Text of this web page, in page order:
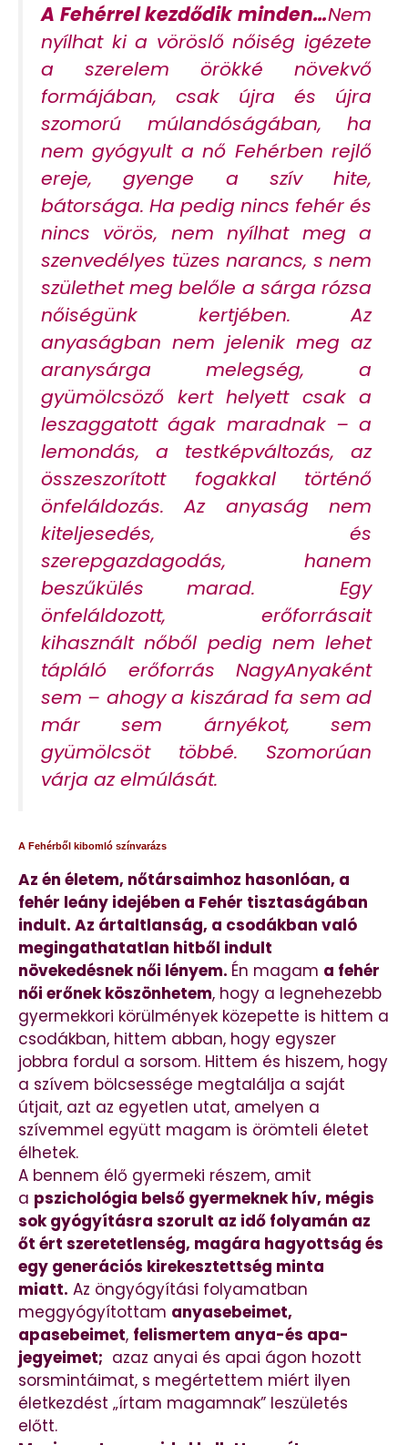
A Fehérrel kezdődik minden…Nem
nyílhat ki a vöröslő nőiség igézete
a szerelem örökké növekvő
formájában, csak újra és újra
szomorú múlandóságában, ha
nem gyógyult a nő Fehérben rejlő
ereje, gyenge a szív hite,
bátorsága. Ha pedig nincs fehér és
nincs vörös, nem nyílhat meg a
szenvedélyes tüzes narancs, s nem
születhet meg belőle a sárga rózsa
nőiségünk kertjében. Az
anyaságban nem jelenik meg az
aranysárga melegség, a
gyümölcsöző kert helyett csak a
leszaggatott ágak maradnak – a
lemondás, a testképváltozás, az
összeszorított fogakkal történő
önfeláldozás. Az anyaság nem
kiteljesedés, és
szerepgazdagodás, hanem
beszűkülés marad. Egy
önfeláldozott, erőforrásait
kihasznált nőből pedig nem lehet
tápláló erőforrás NagyAnyaként
sem – ahogy a kiszárad fa sem ad
már sem árnyékot, sem
gyümölcsöt többé. Szomorúan
várja az elmúlását.
A Fehérből kibomló színvarázs
Az én életem, nőtársaimhoz hasonlóan, a
fehér leány idejében a Fehér tisztaságában
indult. Az ártaltlanság, a csodákban való
megingathatatlan hitből indult
növekedésnek női lényem. Én magam a fehér
női erőnek köszönhetem, hogy a legnehezebb
gyermekkori körülmények közepette is hittem a
csodákban, hittem abban, hogy egyszer
jobbra fordul a sorsom. Hittem és hiszem, hogy
a szívem bölcsessége megtalálja a saját
útjait, azt az egyetlen utat, amelyen a
szívemmel együtt magam is örömteli életet
élhetek.
A bennem élő gyermeki részem, amit
a pszichológia belső gyermeknek hív, mégis
sok gyógyításra szorult az idő folyamán az
őt ért szeretetlenség, magára hagyottság és
egy generációs kirekesztettség minta
miatt. Az öngyógyítási folyamatban
meggyógyítottam anyasebeimet,
apasebeimet, felismertem anya-és apa-
jegyeimet; azaz anyai és apai ágon hozott
sorsmintáimat, s megértettem miért ilyen
életkezdést „írtam magamnak” leszületés
előtt.